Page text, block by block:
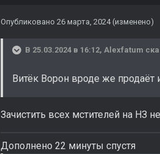
Опубликовано 26 марта, 2024 (изменено)
В 25.03.2024 в 16:12, Alexfatum
Витёк Ворон вроде же продаёт
Зачистить всех мстителей на НЗ
Дополнено 22 минуты спустя